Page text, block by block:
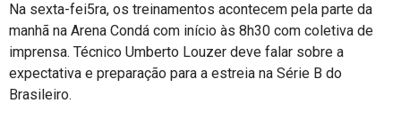
Na sexta-fei5ra, os treinamentos acontecem pela parte da
manhã na Arena Condá com início às 8h30 com coletiva de
imprensa. Técnico Umberto Louzer deve falar sobre a
expectativa e preparação para a estreia na Série B do
Brasileiro.